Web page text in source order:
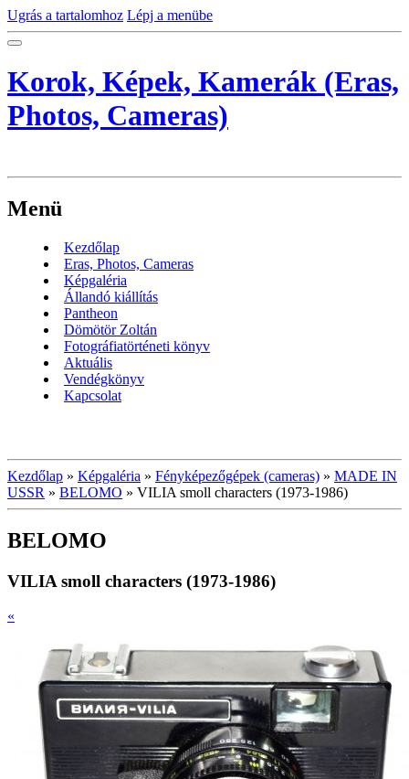
Ugrás a tartalomhoz Lépj a menübe
Korok, Képek, Kamerák (Eras,
Photos, Cameras)
Menü
Kezdőlap
Eras, Photos, Cameras
Képgaléria
Állandó kiállítás
Pantheon
Dömötör Zoltán
Fotográfiatörténeti könyv
Aktuális
Vendégkönyv
Kapcsolat
Kezdőlap » Képgaléria » Fényképezőgépek (cameras) » MADE IN
USSR » BELOMO » VILIA smoll characters (1973-1986)
BELOMO
VILIA smoll characters (1973-1986)
«